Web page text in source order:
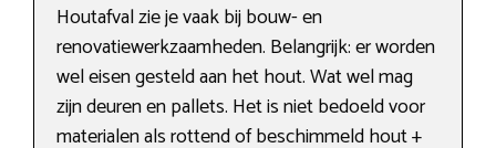
Houtafval zie je vaak bij bouw- en
renovatiewerkzaamheden. Belangrijk: er worden
wel eisen gesteld aan het hout. Wat wel mag
zijn deuren en pallets. Het is niet bedoeld voor
materialen als rottend of beschimmeld hout +